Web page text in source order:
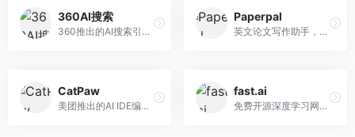
360AI搜索
360推出的AI搜索引擎，专注于安全智能搜索。面向普通用户，提供智能问答、网页搜索、内容整理等服务，安全防护能力强。
Paperpal
英文论文写作助手，专注于学术英语润色。面向需要发表国际期刊的研究者，提供语法检查、学术表达优化、格式规范等服务，英语表达地道专业。
CatPaw
美团推出的AI IDE编程工具，专注于本地开发生态。面向开发者，提供智能代码补全、代码生成、项目管理等服务，本地开发体验好。
fast.ai
免费开源深度学习网站，专注于实用AI教学。面向开发者，提供免费深度学习课程、实战项目、代码库等资源，学习门槛低。